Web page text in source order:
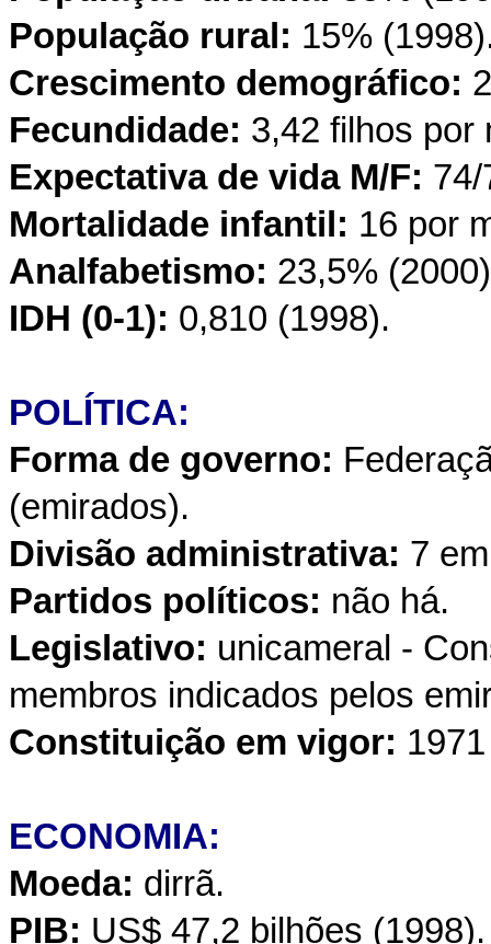
População rural: 15%
Crescimento demográfico:
Fecundidade: 3,42 filhos por
Expectativa de vida M/F:
Mortalidade infantil: 16 por
Analfabetismo: 23,5%
IDH (0-1): 0,810 (1998).
POLÍTICA:
Forma de governo:
(emirados).
Divisão administrativa: 7
Partidos políticos: não há.
Legislativo: unicameral -
membros indicados pelos
Constituição em vigor: 1971
ECONOMIA:
Moeda: dirrã.
PIB: US$ 47,2 bilhões (1998).